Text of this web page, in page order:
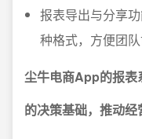
报表导出与分享
种格式，方便团队
尘牛电商App的报表
的决策基础，推动经